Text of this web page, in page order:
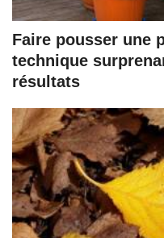
Faire pousser une
technique
résultats